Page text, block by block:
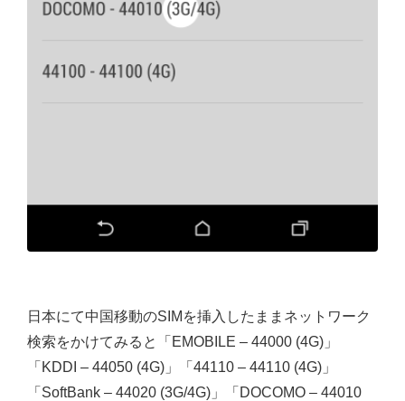
日本にて中国移動のSIMを挿入したままネットワーク
検索をかけてみると「EMOBILE – 44000 (4G)」
「KDDI – 44050 (4G)」「44110 – 44110 (4G)」
「SoftBank – 44020 (3G/4G)」「DOCOMO – 44010